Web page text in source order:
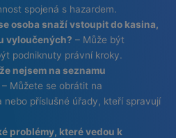
spojená s hazardem.
osoba snaží vstoupit do kasina,
vyloučených? – Může být
podniknuty právní kroky.
nejsem na seznamu
– Můžete se obrátit na
nebo příslušné úřady, kteří spravují
problémy, které vedou k